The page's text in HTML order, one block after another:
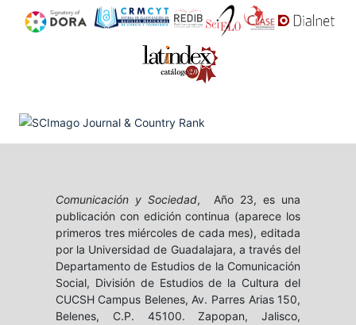
Comunicación y Sociedad, Año 23, es una
publicación con edición continua (aparece los
primeros tres miércoles de cada mes), editada
por la Universidad de Guadalajara, a través del
Departamento de Estudios de la Comunicación
Social, División de Estudios de la Cultura del
CUCSH Campus Belenes, Av. Parres Arias 150,
Belenes, C.P. 45100. Zapopan, Jalisco,